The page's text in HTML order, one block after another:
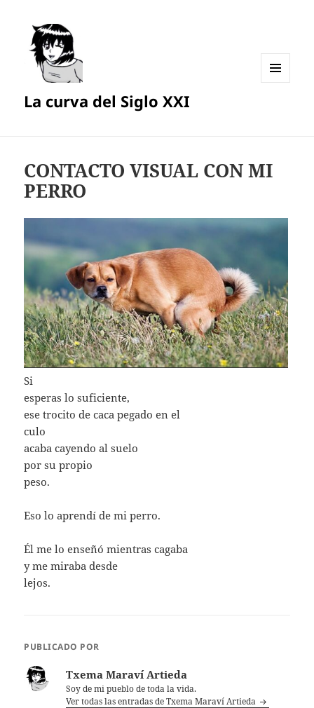
La curva del Siglo XXI
CONTACTO VISUAL CON MI
PERRO
Si
esperas lo suficiente,
ese trocito de caca pegado en el
culo
acaba cayendo al suelo
por su propio
peso.
Eso lo aprendí de mi perro.
Él me lo enseñó mientras cagaba
y me miraba desde
lejos.
PUBLICADO POR
Txema Maraví Artieda
Soy de mi pueblo de toda la vida.
Ver todas las entradas de Txema Maraví Artieda